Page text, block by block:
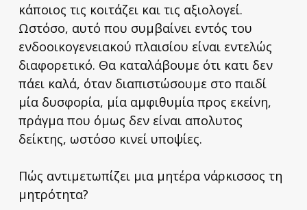
κάποιος τις κοιτάζει και τις αξιολογεί.
Ωστόσο, αυτό που συμβαίνει εντός του
ενδοοικογενειακού πλαισίου είναι εντελώς
διαφορετικό. Θα καταλάβουμε ότι κατι δεν
πάει καλά, όταν διαπιστώσουμε στο παιδί
μία δυσφορία, μία αμφιθυμία προς εκείνη,
πράγμα που όμως δεν είναι απολυτος
δείκτης, ωστόσο κινεί υποψίες.
Πώς αντιμετωπίζει μια μητέρα νάρκισσος τη
μητρότητα?